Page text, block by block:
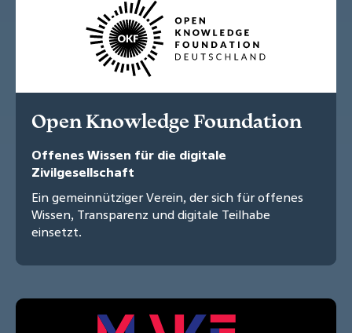
Open Knowledge Foundation
Offenes Wissen für die digitale
Zivilgesellschaft
Ein gemeinnütziger Verein, der sich für offenes
Wissen, Transparenz und digitale Teilhabe
einsetzt.